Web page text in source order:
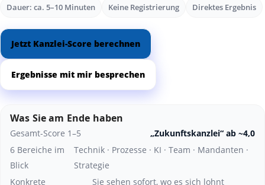
Dauer: ca. 5–10 Minuten Keine Registrierung Direktes Ergebnis
Jetzt Kanzlei-Score berechnen
Ergebnisse mit mir besprechen
Was Sie am Ende haben
Gesamt-Score 1–5
„Zukunftskanzlei“ ab ~4,0
6 Bereiche im
Blick
Technik · Prozesse · KI · Team · Mandanten ·
Strategie
Konkrete
Sie sehen sofort, wo es sich lohnt